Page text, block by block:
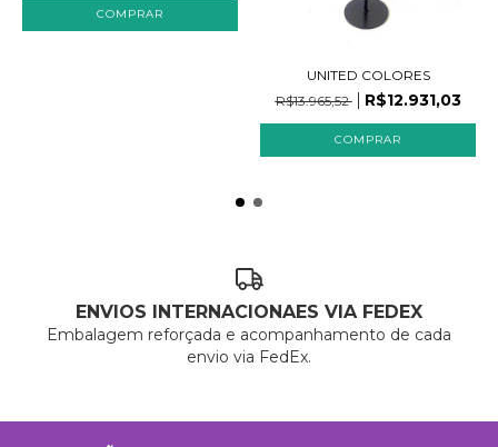
UNITED COLORES
R$13.965,52
R$12.931,03
ENVIOS INTERNACIONAES VIA FEDEX
Embalagem reforçada e acompanhamento de cada
envio via FedEx.